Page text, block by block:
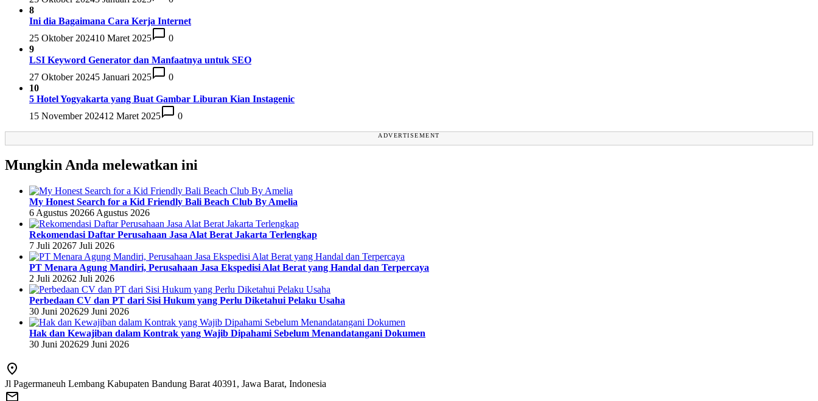
8
Ini dia Bagaimana Cara Kerja Internet
25 Oktober 202410 Maret 2025
0
9
LSI Keyword Generator dan Manfaatnya untuk SEO
27 Oktober 20245 Januari 2025
0
10
5 Hotel Yogyakarta yang Buat Gambar Liburan Kian Instagenic
15 November 202412 Maret 2025 0
ADVERTISEMENT
Mungkin Anda melewatkan ini
My Honest Search for a Kid Friendly Bali Beach Club By Amelia
6 Agustus 20266 Agustus 2026
Rekomendasi Daftar Perusahaan Jasa Alat Berat Jakarta Terlengkap
7 Juli 20267 Juli 2026
PT Menara Agung Mandiri, Perusahaan Jasa Ekspedisi Alat Berat yang Handal dan Terpercaya
2 Juli 20262 Juli 2026
Perbedaan CV dan PT dari Sisi Hukum yang Perlu Diketahui Pelaku Usaha
30 Juni 202629 Juni 2026
Hak dan Kewajiban dalam Kontrak yang Wajib Dipahami Sebelum Menandatangani Dokumen
30 Juni 202629 Juni 2026
Jl Pagermaneuh Lembang Kabupaten Bandung Barat 40391, Jawa Barat, Indonesia